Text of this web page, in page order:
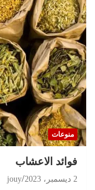
منوعات
‏فوائد الاعشاب
2 ديسمبر، 2023 jouy